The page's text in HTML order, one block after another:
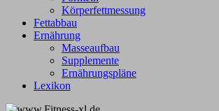
Körperfettmessung
Fettabbau
Ernährung
Masseaufbau
Supplemente
Ernährungspläne
Lexikon